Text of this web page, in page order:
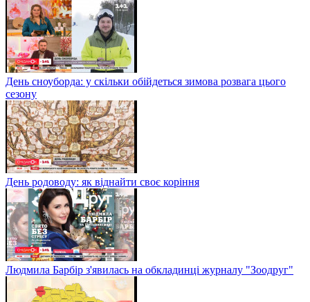
День сноуборда: у скільки обійдеться зимова розвага цього
сезону
День родоводу: як віднайти своє коріння
Людмила Барбір з'явилась на обкладинці журналу "Зоодруг"